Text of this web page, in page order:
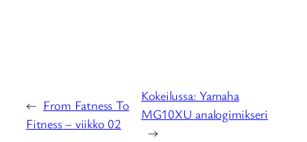
← From Fatness To
Fitness – viikko 02
Kokeilussa: Yamaha
MG10XU analogimikseri
→